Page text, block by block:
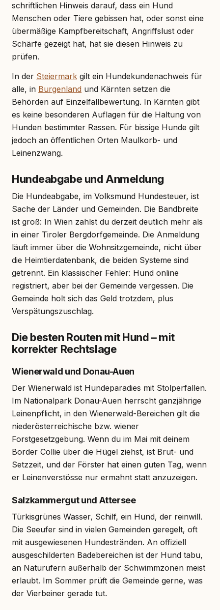
schriftlichen Hinweis darauf, dass ein Hund
Menschen oder Tiere gebissen hat, oder sonst eine
übermäßige Kampfbereitschaft, Angriffslust oder
Schärfe gezeigt hat, hat sie diesen Hinweis zu
prüfen.
In der Steiermark gilt ein Hundekundenachweis für
alle, in Burgenland und Kärnten setzen die
Behörden auf Einzelfallbewertung. In Kärnten gibt
es keine besonderen Auflagen für die Haltung von
Hunden bestimmter Rassen. Für bissige Hunde gilt
jedoch an öffentlichen Orten Maulkorb- und
Leinenzwang.
Hundeabgabe und Anmeldung
Die Hundeabgabe, im Volksmund Hundesteuer, ist
Sache der Länder und Gemeinden. Die Bandbreite
ist groß: In Wien zahlst du derzeit deutlich mehr als
in einer Tiroler Bergdorfgemeinde. Die Anmeldung
läuft immer über die Wohnsitzgemeinde, nicht über
die Heimtierdatenbank, die beiden Systeme sind
getrennt. Ein klassischer Fehler: Hund online
registriert, aber bei der Gemeinde vergessen. Die
Gemeinde holt sich das Geld trotzdem, plus
Verspätungszuschlag.
Die besten Routen mit Hund – mit
korrekter Rechtslage
Wienerwald und Donau-Auen
Der Wienerwald ist Hundeparadies mit Stolperfallen.
Im Nationalpark Donau-Auen herrscht ganzjährige
Leinenpflicht, in den Wienerwald-Bereichen gilt die
niederösterreichische bzw. wiener
Forstgesetzgebung. Wenn du im Mai mit deinem
Border Collie über die Hügel ziehst, ist Brut- und
Setzzeit, und der Förster hat einen guten Tag, wenn
er Leinenverstösse nur ermahnt statt anzuzeigen.
Salzkammergut und Attersee
Türkisgrünes Wasser, Schilf, ein Hund, der reinwill.
Die Seeufer sind in vielen Gemeinden geregelt, oft
mit ausgewiesenen Hundestränden. An offiziell
ausgeschilderten Badebereichen ist der Hund tabu,
an Naturufern außerhalb der Schwimmzonen meist
erlaubt. Im Sommer prüft die Gemeinde gerne, was
der Vierbeiner gerade tut.